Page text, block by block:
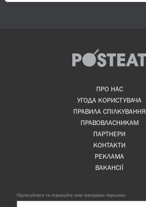
ПРО НАС
УГОДА КОРИСТУВАЧА
ПРАВИЛА СПІЛКУВАННЯ
ПРАВОВЛАСНИКАМ
ПАРТНЕРИ
КОНТАКТИ
РЕКЛАМА
ВАКАНСІЇ
Підписуйтеся та отримуйте нові матеріали першими